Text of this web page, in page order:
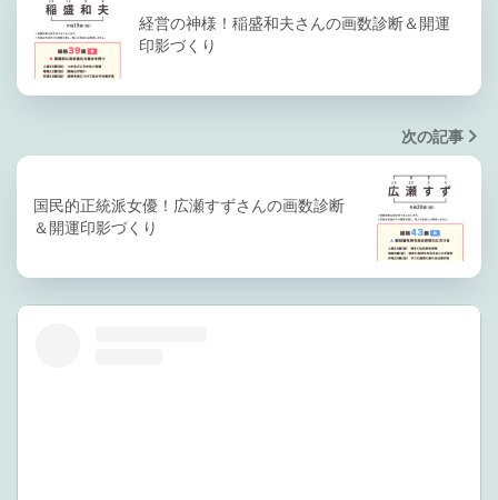
経営の神様！稲盛和夫さんの画数診断＆開運
印影づくり
次の記事
国民的正統派女優！広瀬すずさんの画数診断
＆開運印影づくり